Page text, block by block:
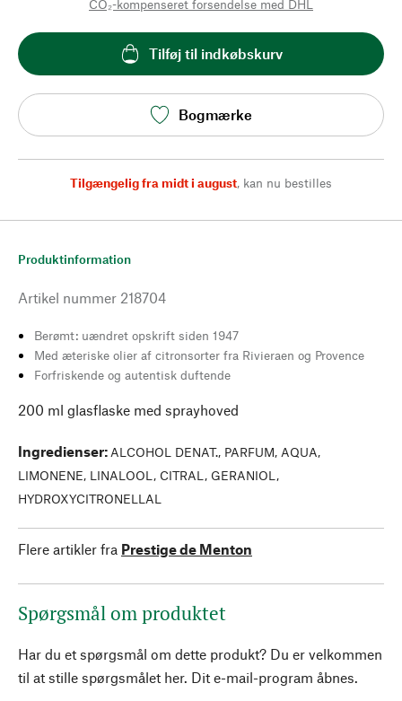
CO₂-kompenseret forsendelse med DHL
Tilføj til indkøbskurv
Bogmærke
Tilgængelig fra midt i august, kan nu bestilles
Produktinformation
Artikel nummer 218704
Berømt: uændret opskrift siden 1947
Med æteriske olier af citronsorter fra Rivieraen og Provence
Forfriskende og autentisk duftende
200 ml glasflaske med sprayhoved
Ingredienser: ALCOHOL DENAT., PARFUM, AQUA,
LIMONENE, LINALOOL, CITRAL, GERANIOL,
HYDROXYCITRONELLAL
Flere artikler fra Prestige de Menton
Spørgsmål om produktet
Har du et spørgsmål om dette produkt? Du er velkommen
til at stille spørgsmålet her. Dit e-mail-program åbnes.